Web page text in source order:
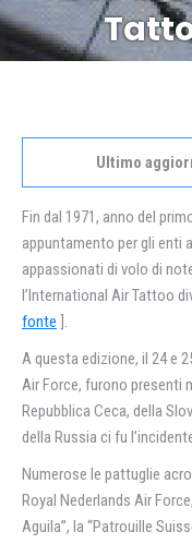
Ultimo
Fin dal 1971, anno del
appuntamento per gli enti
appassionati di volo di
l’International Air Tattoo
fonte ].
A questa edizione, il 24 e
Air Force, furono presenti
Repubblica Ceca, della
della Russia ci fu
Numerose le pattuglie
Royal Nederlands Air
Aguila”, la “Patrouille